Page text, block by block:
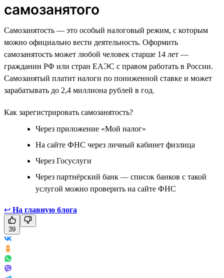
самозанятого
Самозанятость — это особый налоговый режим, с которым
можно официально вести деятельность. Оформить
самозанятость может любой человек старше 14 лет —
гражданин РФ или стран ЕАЭС с правом работать в России.
Самозанятый платит налоги по пониженной ставке и может
зарабатывать до 2,4 миллиона рублей в год.
Как зарегистрировать самозанятость?
Через приложение «Мой налог»
На сайте ФНС через личный кабинет физлица
Через Госуслуги
Через партнёрский банк — список банков с такой
услугой можно проверить на сайте ФНС
↩ На главную блога
39